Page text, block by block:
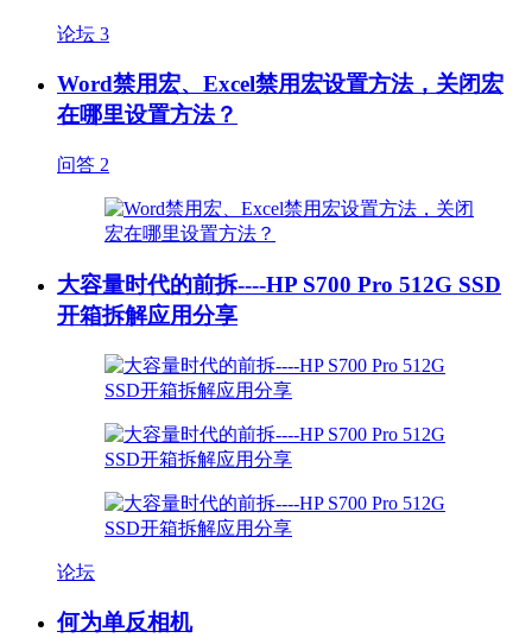
论坛 3
Word禁用宏、Excel禁用宏设置方法，关闭宏
在哪里设置方法？
问答 2
大容量时代的前拆----HP S700 Pro 512G SSD
开箱拆解应用分享
论坛
何为单反相机